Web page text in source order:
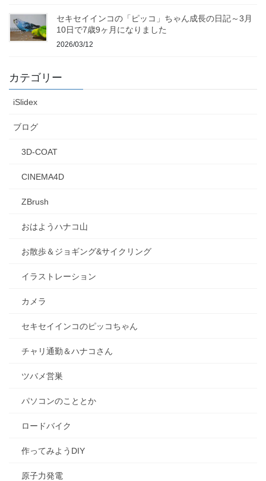
セキセイインコの「ピッコ」ちゃん成長の日記～3月
10日で7歳9ヶ月になりました
2026/03/12
カテゴリー
iSlidex
ブログ
3D-COAT
CINEMA4D
ZBrush
おはようハナコ山
お散歩＆ジョギング&サイクリング
イラストレーション
カメラ
セキセイインコのピッコちゃん
チャリ通勤＆ハナコさん
ツバメ営巣
パソコンのこととか
ロードバイク
作ってみようDIY
原子力発電